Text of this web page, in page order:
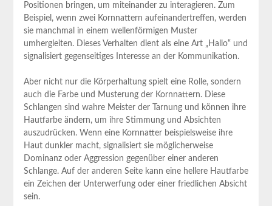
Positionen bringen, um miteinander zu interagieren. Zum
Beispiel, wenn zwei Kornnattern aufeinandertreffen, werden
sie manchmal in einem wellenförmigen Muster
umhergleiten. Dieses Verhalten dient als eine Art „Hallo“ und
signalisiert gegenseitiges Interesse an der Kommunikation.
Aber nicht nur die Körperhaltung spielt eine Rolle, sondern
auch die Farbe und Musterung der Kornnattern. Diese
Schlangen sind wahre Meister der Tarnung und können ihre
Hautfarbe ändern, um ihre Stimmung und Absichten
auszudrücken. Wenn eine Kornnatter beispielsweise ihre
Haut dunkler macht, signalisiert sie möglicherweise
Dominanz oder Aggression gegenüber einer anderen
Schlange. Auf der anderen Seite kann eine hellere Hautfarbe
ein Zeichen der Unterwerfung oder einer friedlichen Absicht
sein.